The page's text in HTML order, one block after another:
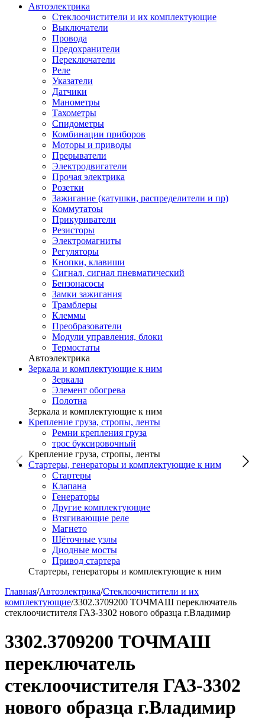
Автоэлектрика
Стеклоочистители и их комплектующие
Выключатели
Провода
Предохранители
Переключатели
Реле
Указатели
Датчики
Манометры
Тахометры
Спидометры
Комбинации приборов
Моторы и приводы
Прерыватели
Электродвигатели
Прочая электрика
Розетки
Зажигание (катушки, распределители и пр)
Коммутатоы
Прикуриватели
Резисторы
Электромагниты
Регуляторы
Кнопки, клавиши
Сигнал, сигнал пневматический
Бензонасосы
Замки зажигания
Трамблеры
Клеммы
Преобразователи
Модули управления, блоки
Термостаты
Автоэлектрика
Зеркала и комплектующие к ним
Зеркала
Элемент обогрева
Полотна
Зеркала и комплектующие к ним
Крепление груза, стропы, ленты
Ремни крепления груза
трос буксировочный
Крепление груза, стропы, ленты
Стартеры, генераторы и комплектующие к ним
Стартеры
Клапана
Генераторы
Другие комплектующие
Втягивающие реле
Магнето
Щёточные узлы
Диодные мосты
Привод стартера
Стартеры, генераторы и комплектующие к ним
Главная/Автоэлектрика/Стеклоочистители и их
комплектующие/3302.3709200 ТОЧМАШ переключатель
стеклоочистителя ГАЗ-3302 нового образца г.Владимир
3302.3709200 ТОЧМАШ
переключатель
стеклоочистителя ГАЗ-3302
нового образца г.Владимир